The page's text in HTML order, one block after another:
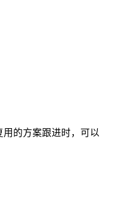
的方案跟进时，可以